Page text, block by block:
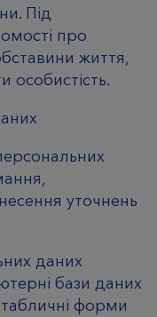
Під
про
життя,
особистість.
уточнень
даних
бази даних
форми